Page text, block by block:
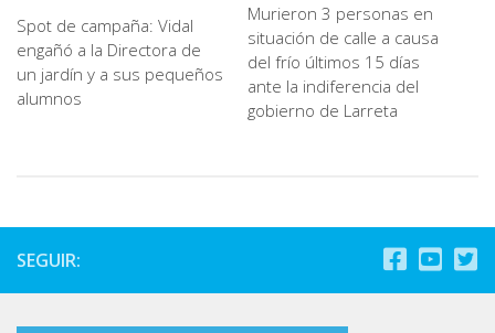
Spot de campaña: Vidal
engañó a la Directora de
un jardín y a sus pequeños
alumnos
Murieron 3 personas en
situación de calle a causa
del frío últimos 15 días
ante la indiferencia del
gobierno de Larreta
SEGUIR: